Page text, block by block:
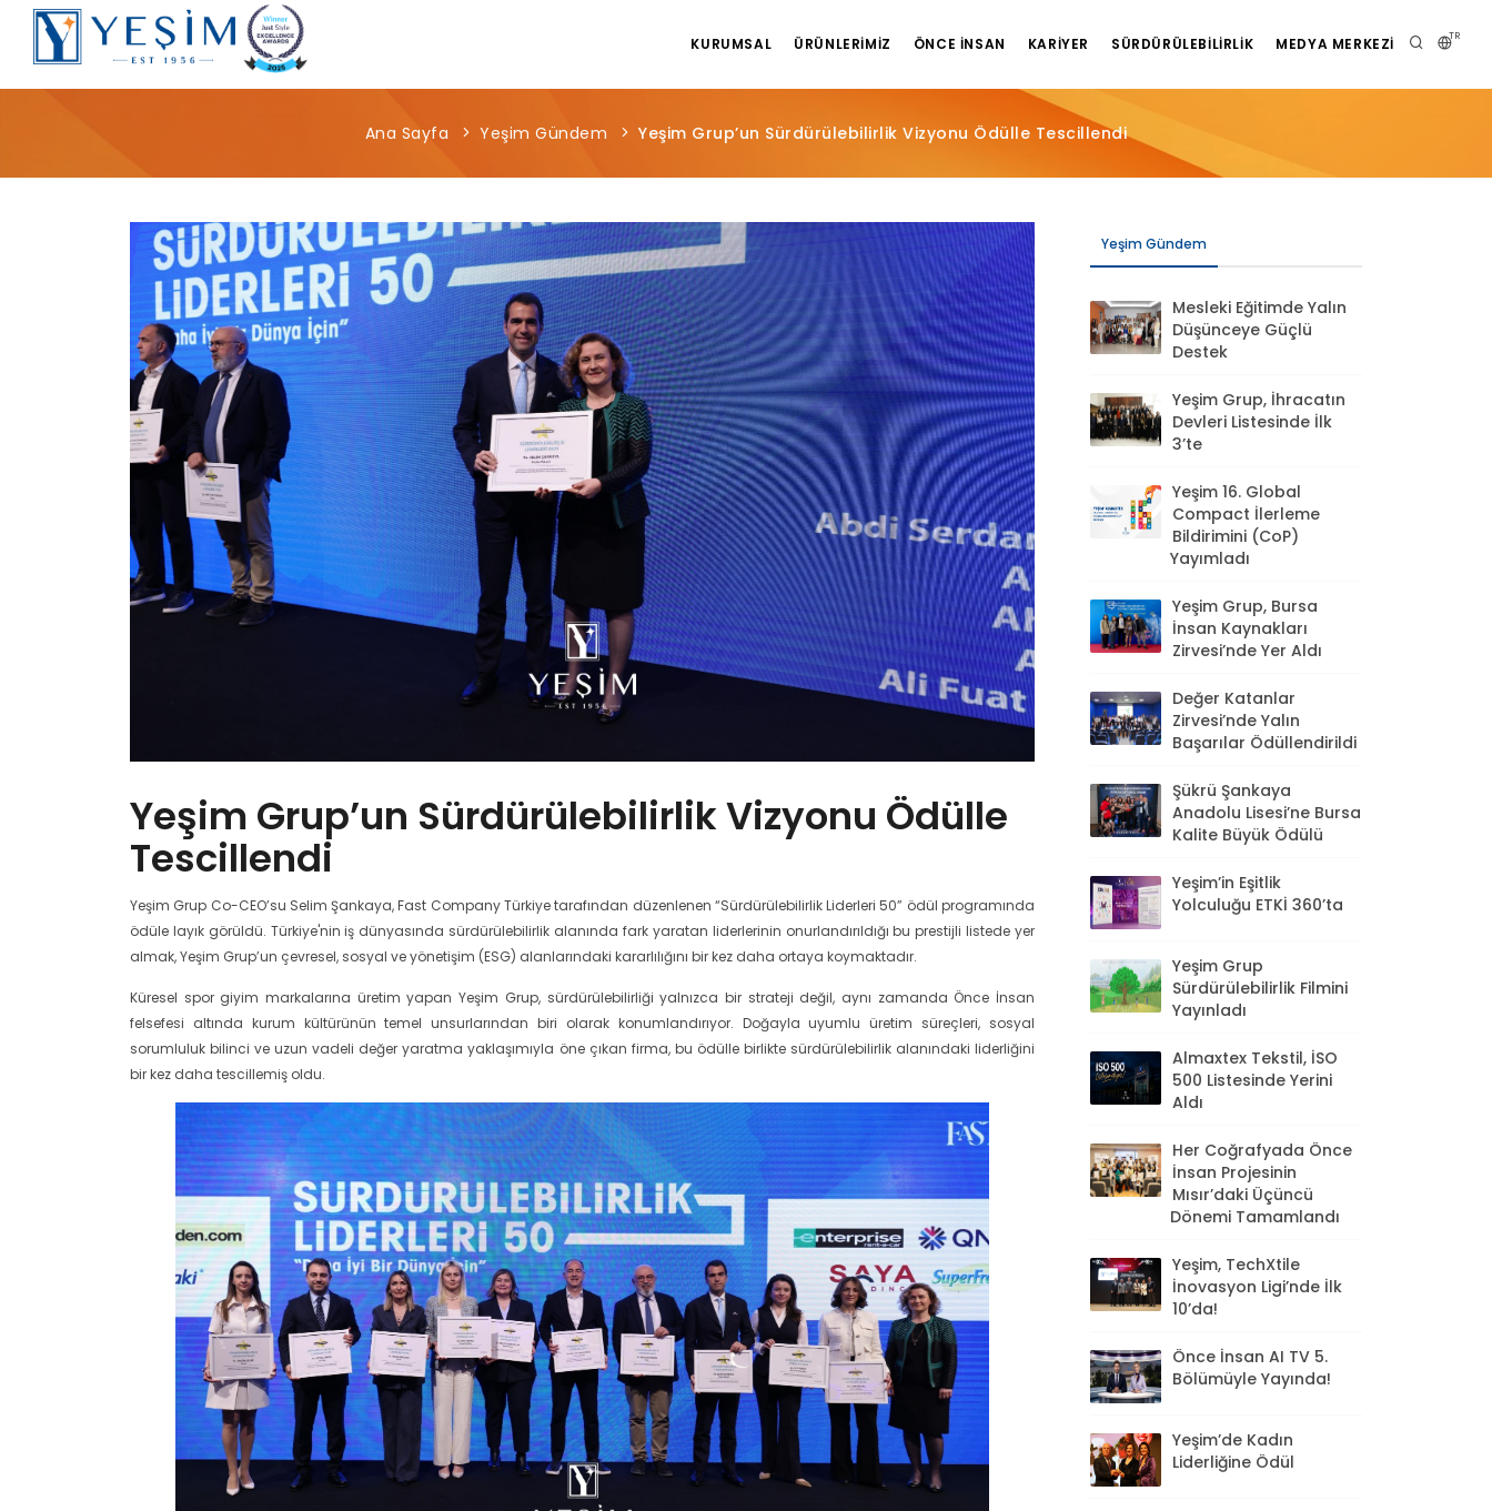
TR
KURUMSAL ÜRÜNLERIMIZ ÖNCE İNSAN KARIYER SÜRDÜRÜLEBILIRLIK MEDYA MERKEZI
Ana Sayfa Yeşim Gündem Yeşim Grup’un Sürdürülebilirlik Vizyonu Ödülle Tescillendi
Yeşim Grup’un Sürdürülebilirlik Vizyonu Ödülle
Tescillendi
Yeşim Grup Co-CEO’su Selim Şankaya, Fast Company Türkiye tarafından düzenlenen “Sürdürülebilirlik Liderleri 50” ödül programında
ödüle layık görüldü. Türkiye'nin iş dünyasında sürdürülebilirlik alanında fark yaratan liderlerinin onurlandırıldığı bu prestijli listede yer
almak, Yeşim Grup’un çevresel, sosyal ve yönetişim (ESG) alanlarındaki kararlılığını bir kez daha ortaya koymaktadır.
Küresel spor giyim markalarına üretim yapan Yeşim Grup, sürdürülebilirliği yalnızca bir strateji değil, aynı zamanda Önce İnsan
felsefesi altında kurum kültürünün temel unsurlarından biri olarak konumlandırıyor. Doğayla uyumlu üretim süreçleri, sosyal
sorumluluk bilinci ve uzun vadeli değer yaratma yaklaşımıyla öne çıkan firma, bu ödülle birlikte sürdürülebilirlik alanındaki liderliğini
bir kez daha tescillemiş oldu.
Yeşim Gündem
Mesleki Eğitimde Yalın
Düşünceye Güçlü
Destek
Yeşim Grup, İhracatın
Devleri Listesinde İlk
3’te
Yeşim 16. Global
Compact İlerleme
Bildirimini (CoP)
Yayımladı
Yeşim Grup, Bursa
İnsan Kaynakları
Zirvesi’nde Yer Aldı
Değer Katanlar
Zirvesi’nde Yalın
Başarılar Ödüllendirildi
Şükrü Şankaya
Anadolu Lisesi’ne Bursa
Kalite Büyük Ödülü
Yeşim’in Eşitlik
Yolculuğu ETKİ 360’ta
Yeşim Grup
Sürdürülebilirlik Filmini
Yayınladı
Almaxtex Tekstil, İSO
500 Listesinde Yerini
Aldı
Her Coğrafyada Önce
İnsan Projesinin
Mısır’daki Üçüncü
Dönemi Tamamlandı
Yeşim, TechXtile
İnovasyon Ligi’nde İlk
10’da!
Önce İnsan AI TV 5.
Bölümüyle Yayında!
Yeşim’de Kadın
Liderliğine Ödül